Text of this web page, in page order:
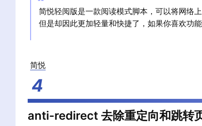
简悦轻阅版是一款阅读模式脚本，可以将网络
但是却因此更加轻量和快捷了，如果你喜欢功
简悦
anti-redirect 去除重定向和跳转